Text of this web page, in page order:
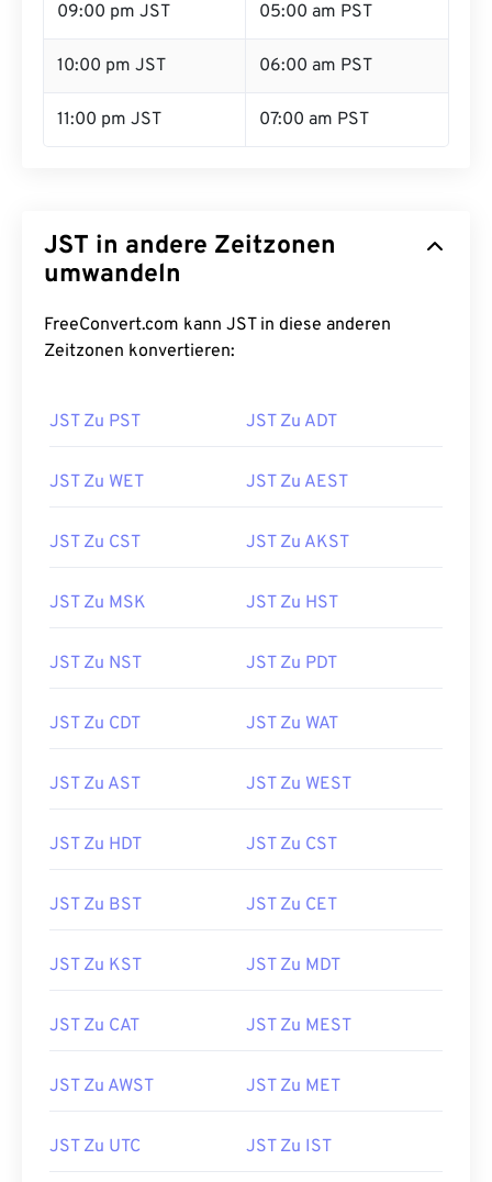
09:00 pm JST 05:00 am PST
10:00 pm JST 06:00 am PST
11:00 pm JST 07:00 am PST
JST in andere Zeitzonen
umwandeln
FreeConvert.com kann JST in diese anderen
Zeitzonen konvertieren:
JST Zu PST JST Zu ADT
JST Zu WET JST Zu AEST
JST Zu CST JST Zu AKST
JST Zu MSK JST Zu HST
JST Zu NST JST Zu PDT
JST Zu CDT JST Zu WAT
JST Zu AST JST Zu WEST
JST Zu HDT JST Zu CST
JST Zu BST JST Zu CET
JST Zu KST JST Zu MDT
JST Zu CAT JST Zu MEST
JST Zu AWST JST Zu MET
JST Zu UTC JST Zu IST